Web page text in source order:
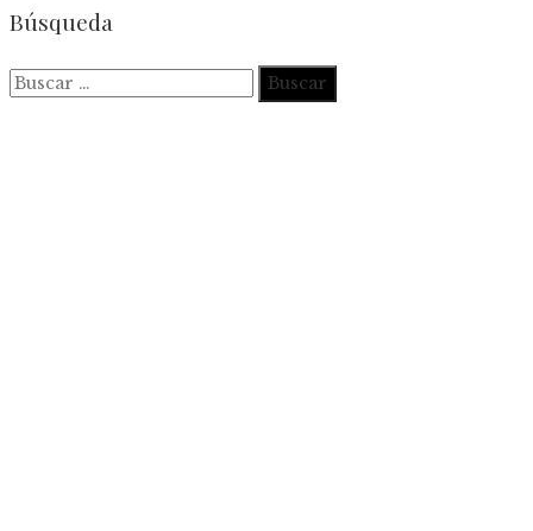
Búsqueda
Buscar: